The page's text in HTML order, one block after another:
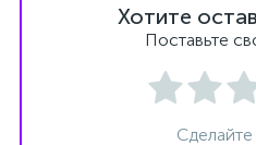
Хотите
Поставьте